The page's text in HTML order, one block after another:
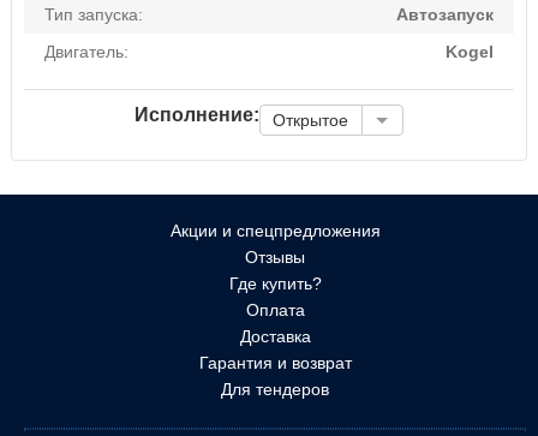
Тип запуска:
Автозапуск
Двигатель:
Kogel
Исполнение: Открытое
Акции и спецпредложения
Отзывы
Где купить?
Оплата
Доставка
Гарантия и возврат
Для тендеров